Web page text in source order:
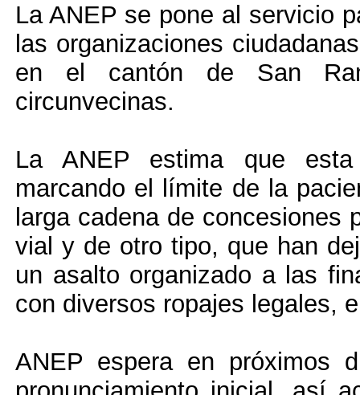
La ANEP se pone al servicio
las organizaciones
en el cantón de San
circunvecinas.
La ANEP estima que
marcando el límite de la
larga cadena de concesiones
vial y de otro tipo, que han
un asalto organizado a las
con diversos ropajes legales,
ANEP espera en próximos